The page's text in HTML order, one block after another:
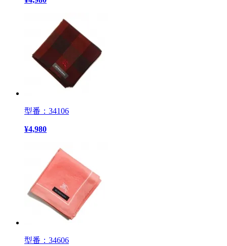
型番：34106
¥4,980
型番：34606